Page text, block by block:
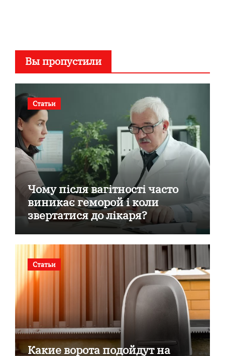
Вы пропустили
Статьи
Чому після вагітності часто
виникає геморой і коли
звертатися до лікаря?
Статьи
Какие ворота подойдут на